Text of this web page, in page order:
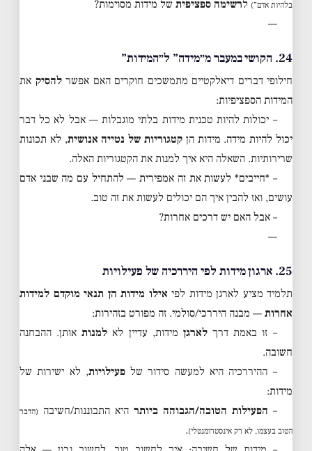
בלהיות אדם”) לרשימה ספציפית של מידות מסוימות?
—
24. הקושי במעבר מ״מידה” ל״המידות”
חילופי דברים דיאלקטיים מתמשכים חוקרים האם אפשרלהסיק את
המידות הספציפיות:
– יכולות להיות טכנית מידות בלתי מוגבלות — אבל לא כל דבר
יכול להיות מידה. מידות הן קטגוריות של נטייה אנושית, לא תכונות
שרירותיות. השאלה היא איך למנות את הקטגוריות האלה.
– *חייבים* לעשות את זה אמפירית — להתחיל עם מה שבני אדם
עושים, ואז להבין איך הם יכולים לעשות את זה טוב.
– אבל האם יש דרכים אחרות?
—
25. ארגון מידות לפי היררכיה של פעילויות
תלמיד מציע לארגן מידות לפי אילו מידות הן תנאי מוקדם למידות
אחרות — מבנה היררכי/סולמי. זה מפורט בזהירות:
– זו באמת דרךלארגן מידות, עדיין לא למנותאותן. ההבחנה
חשובה.
– ההיררכיה היא למעשה סידור שלפעילויות, לא ישירות של
מידות:
– הפעילות הטובה/הגבוהה ביותר היא התבוננות/חשיבה (הדבר
הטוב בעצמו, לא רק אינסטרומנטלי).